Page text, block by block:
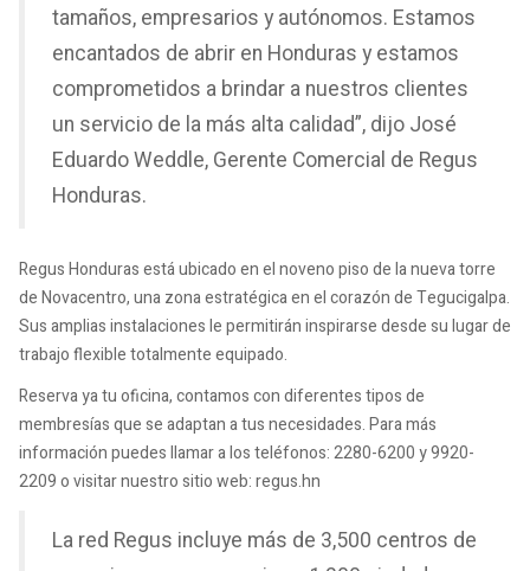
tamaños, empresarios y autónomos. Estamos
encantados de abrir en Honduras y estamos
comprometidos a brindar a nuestros clientes
un servicio de la más alta calidad”, dijo José
Eduardo Weddle, Gerente Comercial de Regus
Honduras.
Regus Honduras está ubicado en el noveno piso de la nueva torre
de Novacentro, una zona estratégica en el corazón de Tegucigalpa.
Sus amplias instalaciones le permitirán inspirarse desde su lugar de
trabajo flexible totalmente equipado.
Reserva ya tu oficina, contamos con diferentes tipos de
membresías que se adaptan a tus necesidades. Para más
información puedes llamar a los teléfonos: 2280-6200 y 9920-
2209 o visitar nuestro sitio web: regus.hn
La red Regus incluye más de 3,500 centros de